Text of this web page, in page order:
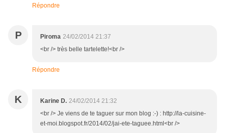
Répondre
P Piroma 24/02/2014 21:37
<br /> très belle tartelette!<br />
Répondre
K Karine D. 24/02/2014 21:32
<br /> Je viens de te taguer sur mon blog :-) : http://la-cuisine-
et-moi.blogspot.fr/2014/02/jai-ete-taguee.html<br />